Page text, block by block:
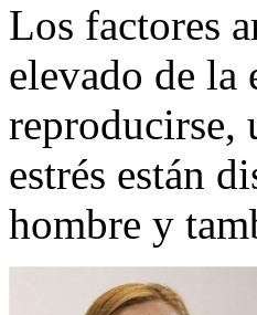
Los factores
elevado de la
reproducirse,
estrés están
hombre y